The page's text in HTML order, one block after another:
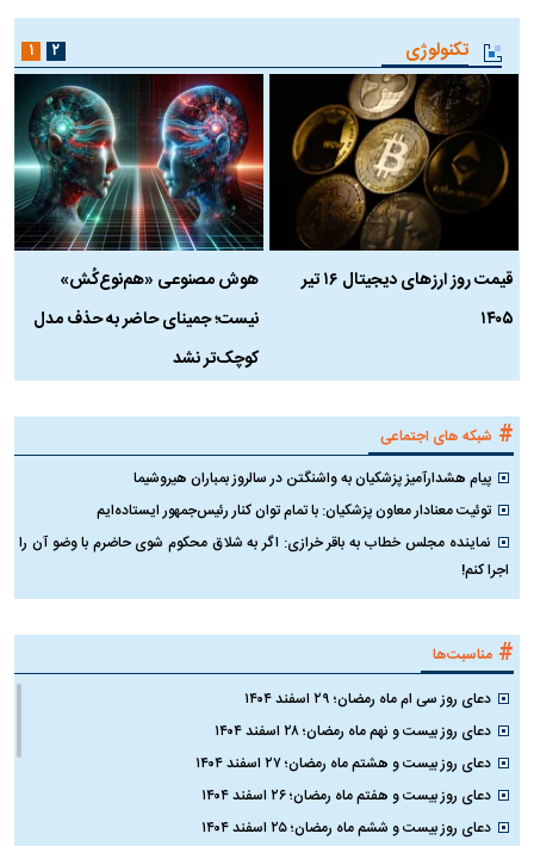
تکنولوژی
قیمت روز ارز‌های دیجیتال ۱۶ تیر
۱۴۰۵
هوش مصنوعی «هم‌نوع‌کُش»
نیست؛ جمینای حاضر به حذف مدل
کوچک‌تر نشد
۱ ۲
# شبکه های اجتماعی
پیام هشدارآمیز پزشکیان به واشنگتن در سالروز بمباران هیروشیما
توئیت معنادار معاون پزشکیان: با تمام توان کنار رئیس‌جمهور ایستاده‌ایم
نماینده مجلس خطاب به باقر خرازی: اگر به شلاق محکوم شوی حاضرم با وضو آن را
اجرا کنم!
# مناسبت‌ها
دعای روز سی ام ماه رمضان؛ ۲۹ اسفند ۱۴۰۴
دعای روز بیست و نهم ماه رمضان؛ ۲۸ اسفند ۱۴۰۴
دعای روز بیست و هشتم ماه رمضان؛ ۲۷ اسفند ۱۴۰۴
دعای روز بیست و هفتم ماه رمضان؛ ۲۶ اسفند ۱۴۰۴
دعای روز بیست و ششم ماه رمضان؛ ۲۵ اسفند ۱۴۰۴